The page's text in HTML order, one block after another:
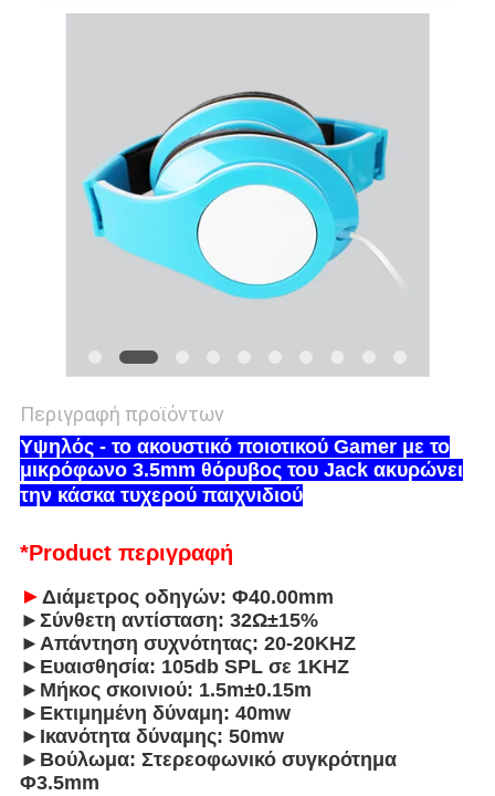
Περιγραφή προϊόντων
Υψηλός - το ακουστικό ποιοτικού Gamer με το
μικρόφωνο 3.5mm θόρυβος του Jack ακυρώνει
την κάσκα τυχερού παιχνιδιού
*Productπεριγραφή
► Διάμετρος οδηγών: Φ40.00mm
►Σύνθετη αντίσταση: 32Ω±15%
►Απάντηση συχνότητας: 20-20KHZ
►Ευαισθησία: 105db SPL σε 1KHZ
►Μήκος σκοινιού: 1.5m±0.15m
►Εκτιμημένη δύναμη: 40mw
►Ικανότητα δύναμης: 50mw
►Βούλωμα: Στερεοφωνικό συγκρότημα
Φ3.5mm